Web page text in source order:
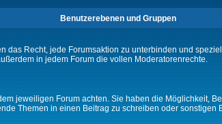
Benutzerebenen und Gruppen
Recht, jede Forumsaktion zu unterbinden und
in jedem Forum die vollen Moderatorenrechte.
jeweiligen Forum achten. Sie haben die Möglichkeit,
Themen in einen Beitrag zu schreiben oder sonstigen